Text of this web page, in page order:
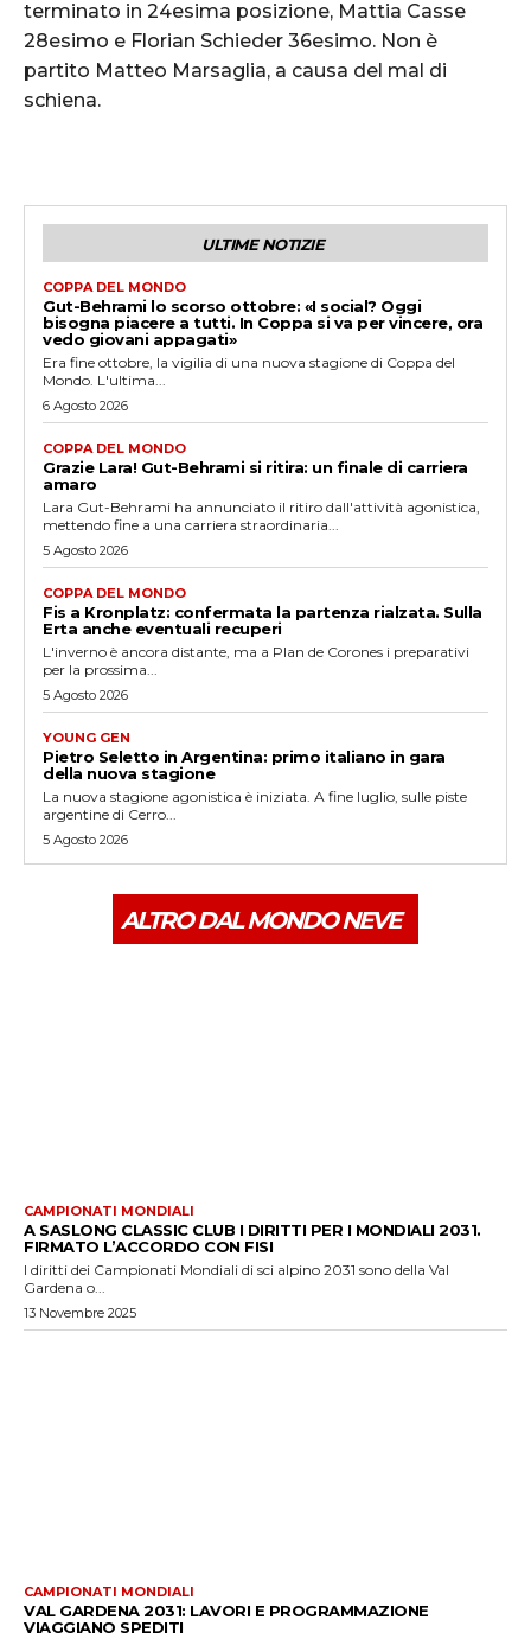
terminato in 24esima posizione, Mattia Casse
28esimo e Florian Schieder 36esimo. Non è
partito Matteo Marsaglia, a causa del mal di
schiena.
ULTIME NOTIZIE
COPPA DEL MONDO
Gut-Behrami lo scorso ottobre: «I social? Oggi
bisogna piacere a tutti. In Coppa si va per vincere, ora
vedo giovani appagati»
Era fine ottobre, la vigilia di una nuova stagione di Coppa del
Mondo. L'ultima...
6 Agosto 2026
COPPA DEL MONDO
Grazie Lara! Gut-Behrami si ritira: un finale di carriera
amaro
Lara Gut-Behrami ha annunciato il ritiro dall'attività agonistica,
mettendo fine a una carriera straordinaria...
5 Agosto 2026
COPPA DEL MONDO
Fis a Kronplatz: confermata la partenza rialzata. Sulla
Erta anche eventuali recuperi
L'inverno è ancora distante, ma a Plan de Corones i preparativi
per la prossima...
5 Agosto 2026
YOUNG GEN
Pietro Seletto in Argentina: primo italiano in gara
della nuova stagione
La nuova stagione agonistica è iniziata. A fine luglio, sulle piste
argentine di Cerro...
5 Agosto 2026
ALTRO DAL MONDO NEVE
CAMPIONATI MONDIALI
A SASLONG CLASSIC CLUB I DIRITTI PER I MONDIALI 2031.
FIRMATO L’ACCORDO CON FISI
I diritti dei Campionati Mondiali di sci alpino 2031 sono della Val
Gardena o...
13 Novembre 2025
CAMPIONATI MONDIALI
VAL GARDENA 2031: LAVORI E PROGRAMMAZIONE
VIAGGIANO SPEDITI